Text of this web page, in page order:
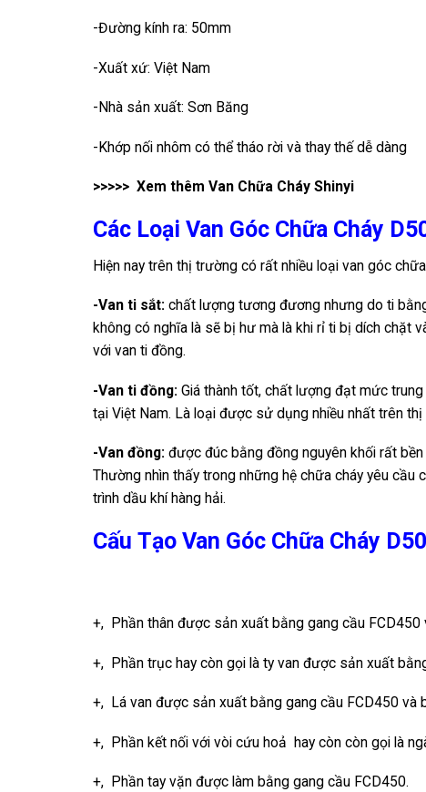
-Đường kính ra: 50mm
-Xuất xứ: Việt Nam
-Nhà sản xuất: Sơn Băng
-Khớp nối nhôm có thể tháo rời và thay thế dễ dàng
>>>>> Xem thêm Van Chữa Cháy Shinyi
Các Loại Van Góc Chữa Cháy
Hiện nay trên thị trường có rất nhiều loại van góc
-Van ti sắt: chất lượng tương đương nhưng do ti
không có nghĩa là sẽ bị hư mà là khi rỉ ti bị dích chặt
với van ti đồng.
-Van ti đồng: Giá thành tốt, chất lượng đạt mức
tại Việt Nam. Là loại được sử dụng nhiều nhất trên thị
-Van đồng: được đúc bằng đồng nguyên khối rất
Thường nhìn thấy trong những hệ chữa cháy yêu
trình dầu khí hàng hải.
Cấu Tạo Van Góc Chữa Cháy
+, Phần thân được sản xuất bằng gang cầu FCD450
+, Phần trục hay còn gọi là ty van được sản xuất
+, Lá van được sản xuất bằng gang cầu FCD450 và
+, Phần kết nối với vòi cứu hoả hay còn còn gọi là
+, Phần tay vặn được làm bằng gang cầu FCD450.